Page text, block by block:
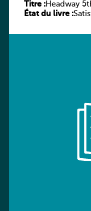
Titre :Headway
Workbook
État du livre :